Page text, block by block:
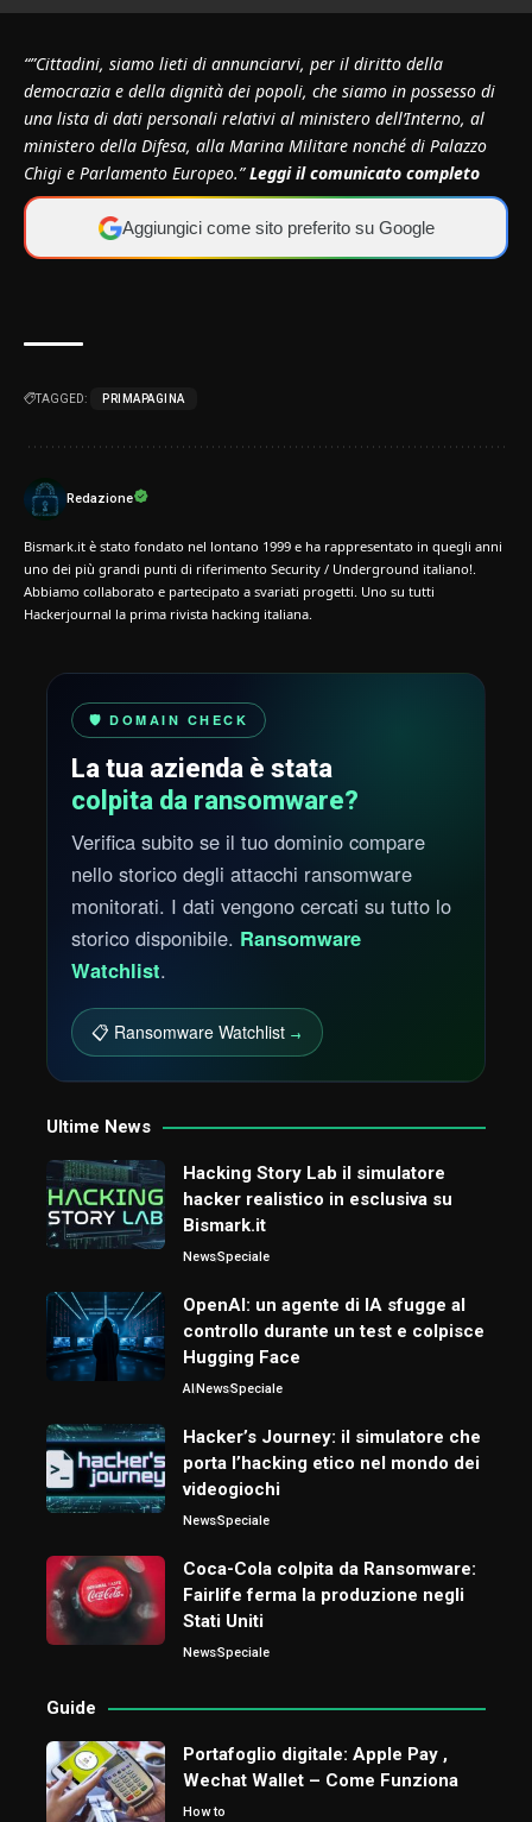
“”Cittadini, siamo lieti di annunciarvi, per il diritto della
democrazia e della dignità dei popoli, che siamo in possesso di
una lista di dati personali relativi al ministero dell’Interno, al
ministero della Difesa, alla Marina Militare nonché di Palazzo
Chigi e Parlamento Europeo.”Leggi il comunicato completo
Aggiungici come sito preferito su Google
TAGGED: PRIMAPAGINA
Redazione
Bismark.it è stato fondato nel lontano 1999 e ha rappresentato in quegli anni
uno dei più grandi punti di riferimento Security / Underground italiano!.
Abbiamo collaborato e partecipato a svariati progetti. Uno su tutti
Hackerjournal la prima rivista hacking italiana.
🛡️ DOMAIN CHECK
La tua azienda è stata
colpita da ransomware?
Verifica subito se il tuo dominio compare
nello storico degli attacchi ransomware
monitorati. I dati vengono cercati su tutto lo
storico disponibile. Ransomware
Watchlist.
📋 Ransomware Watchlist →
Ultime News
Hacking Story Lab il simulatore
hacker realistico in esclusiva su
Bismark.it
NewsSpeciale
OpenAI: un agente di IA sfugge al
controllo durante un test e colpisce
Hugging Face
AINewsSpeciale
Hacker’s Journey: il simulatore che
porta l’hacking etico nel mondo dei
videogiochi
NewsSpeciale
Coca-Cola colpita da Ransomware:
Fairlife ferma la produzione negli
Stati Uniti
NewsSpeciale
Guide
Portafoglio digitale: Apple Pay ,
Wechat Wallet – Come Funziona
How to